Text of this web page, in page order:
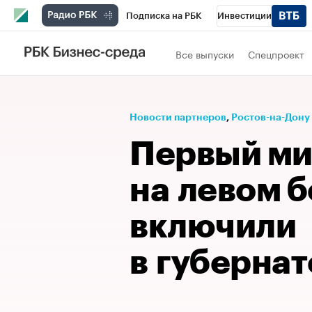
Подписка на РБК Инвестиции
Телеканал
Спецпроекты Проверка контрагентов
Рынок наличной валюты
Все выпуски Спецпроект
Новости партнеров⁠, Ростов-на-Дону
Первый
на левом
включили
в